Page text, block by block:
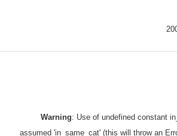
Warning: Use of undefined constant
assumed 'in_same_cat' (this will throw an